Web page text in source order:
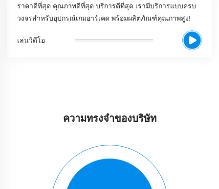
ราคาดีที่สุด คุณภาพดีที่สุด บริการดีที่สุด เรามีบริการแบบครบ
วงจรสำหรับอุปกรณ์เกมอาร์เคด พร้อมผลิตภัณฑ์คุณภาพสูง!
เล่นวิดีโอ
ความทรงจำของบริษัท